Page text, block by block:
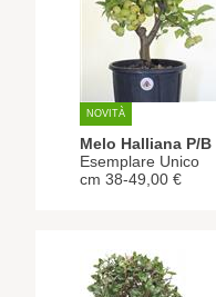
NOVITÀ
Melo Halliana P/B
Esemplare Unico
cm 38-49,00 €